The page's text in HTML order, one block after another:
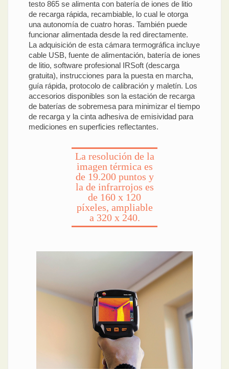
testo 865 se alimenta con batería de iones de litio
de recarga rápida, recambiable, lo cual le otorga
una autonomía de cuatro horas. También puede
funcionar alimentada desde la red directamente.
La adquisición de esta cámara termográfica incluye
cable USB, fuente de alimentación, batería de iones
de litio, software profesional IRSoft (descarga
gratuita), instrucciones para la puesta en marcha,
guía rápida, protocolo de calibración y maletín. Los
accesorios disponibles son la estación de recarga
de baterías de sobremesa para minimizar el tiempo
de recarga y la cinta adhesiva de emisividad para
mediciones en superficies reflectantes.
La resolución de la
imagen térmica es
de 19.200 puntos y
la de infrarrojos es
de 160 x 120
píxeles, ampliable
a 320 x 240.